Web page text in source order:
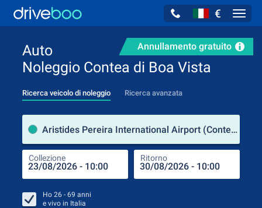
€
Annullamento gratuito
Auto
Noleggio Contea di Boa Vista
Ricerca veicolo di noleggio Ricerca avanzata
Aristides Pereira International Airport (Contea di Boa Vista / Capo Verde)
Collezione Ritorno
Ho 26 - 69 anni
e vivo in Italia